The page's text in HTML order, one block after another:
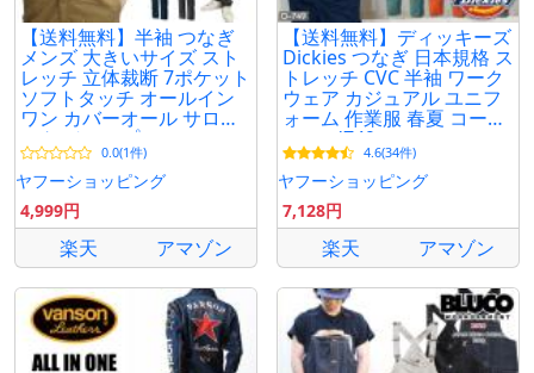
【送料無料】半袖 つなぎ
メンズ 大きいサイズ スト
レッチ 立体裁断 7ポケット
ソフトタッチ オールイン
ワン カバーオール サロペ
ット ジャンプスーツ
0.0(1件)
ヤフーショッピング
4,999円
楽天 アマゾン
【送料無料】ディッキーズ
Dickies つなぎ 日本規格 ス
トレッチ CVC 半袖 ワーク
ウェア カジュアル ユニフ
ォーム 作業服 春夏 コーコ
ス cc-d749
4.6(34件)
ヤフーショッピング
7,128円
楽天 アマゾン